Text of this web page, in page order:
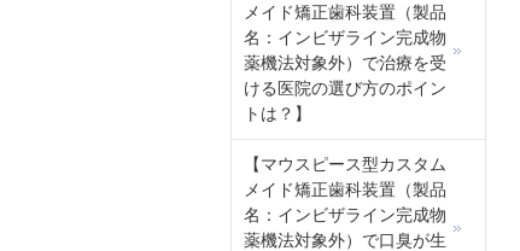
メイド矯正歯科装置（製品
名：インビザライン完成物
薬機法対象外）で治療を受
ける医院の選び方のポイン
トは？】
【マウスピース型カスタム
メイド矯正歯科装置（製品
名：インビザライン完成物
薬機法対象外）で口臭が生